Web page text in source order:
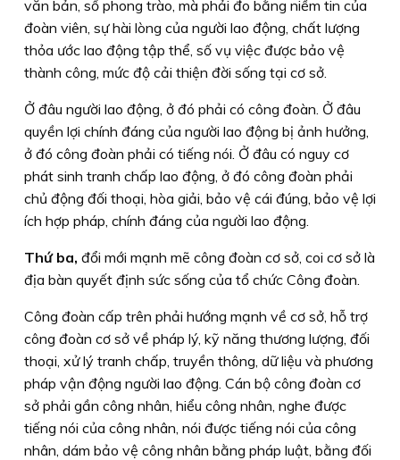
văn bản, số phong trào, mà phải đo bằng niềm tin của
đoàn viên, sự hài lòng của người lao động, chất lượng
thỏa ước lao động tập thể, số vụ việc được bảo vệ
thành công, mức độ cải thiện đời sống tại cơ sở.
Ở đâu người lao động, ở đó phải có công đoàn. Ở đâu
quyền lợi chính đáng của người lao động bị ảnh hưởng,
ở đó công đoàn phải có tiếng nói. Ở đâu có nguy cơ
phát sinh tranh chấp lao động, ở đó công đoàn phải
chủ động đối thoại, hòa giải, bảo vệ cái đúng, bảo vệ lợi
ích hợp pháp, chính đáng của người lao động.
Thứ ba, đổi mới mạnh mẽ công đoàn cơ sở, coi cơ sở là
địa bàn quyết định sức sống của tổ chức Công đoàn.
Công đoàn cấp trên phải hướng mạnh về cơ sở, hỗ trợ
công đoàn cơ sở về pháp lý, kỹ năng thương lượng, đối
thoại, xử lý tranh chấp, truyền thông, dữ liệu và phương
pháp vận động người lao động. Cán bộ công đoàn cơ
sở phải gần công nhân, hiểu công nhân, nghe được
tiếng nói của công nhân, nói được tiếng nói của công
nhân, dám bảo vệ công nhân bằng pháp luật, bằng đối